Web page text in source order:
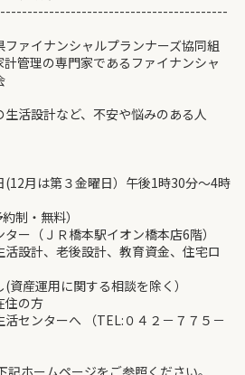
ァイナンシャルプランナーズ協同組
管理の専門家であるファイナンシャ
活設計など、不安や悩みのある人
月は第３金曜日）午後1時30分～4時
・無料）
ー（ＪＲ橋本駅イオン橋本店6階）
設計、老後設計、教育資金、住宅ロ
用に関する相談を除く）
住の方
センターへ （TEL:０４２－７７５－
ホームページをご参照ください。